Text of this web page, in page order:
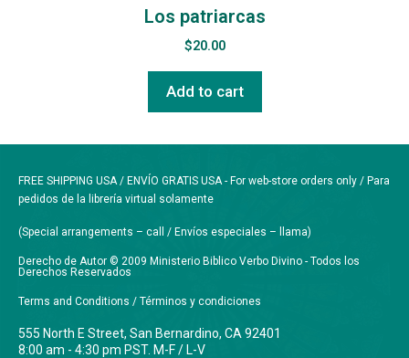
Los patriarcas
$20.00
Add to cart
FREE SHIPPING USA / ENVÍO GRATIS USA - For web-store orders only / Para
pedidos de la librería virtual solamente
(Special arrangements – call / Envíos especiales – llama)
Derecho de Autor © 2009 Ministerio Biblico Verbo Divino - Todos los
Derechos Reservados
Terms and Conditions / Términos y condiciones
555 North E Street, San Bernardino, CA 92401
8:00 am - 4:30 pm PST. M-F / L-V